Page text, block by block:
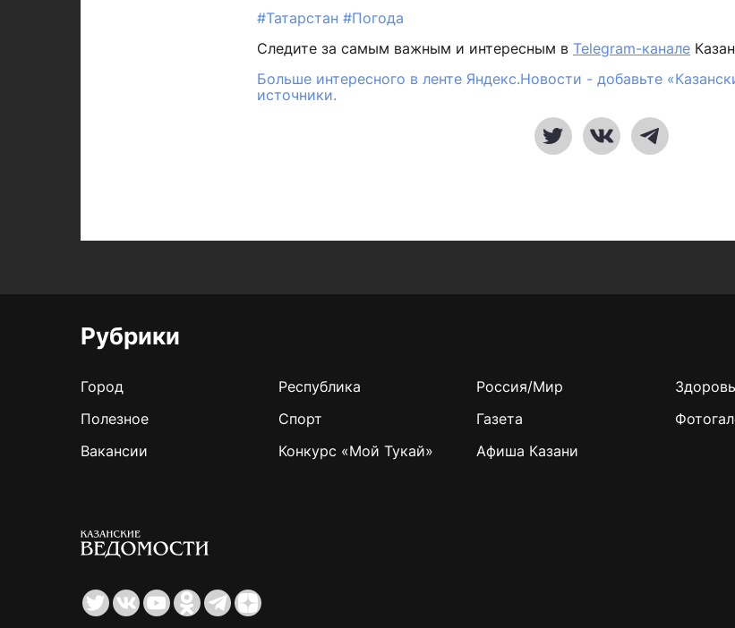
#Татарстан #Погода
Следите за самым важным и интересным в Telegram-канале
Больше интересного в ленте Яндекс.Новости - добавьте
источники.
Рубрики
Город Республика Россия/Мир
Полезное
Спорт Газета
Вакансии
Конкурс «Мой Тукай» Афиша Казани